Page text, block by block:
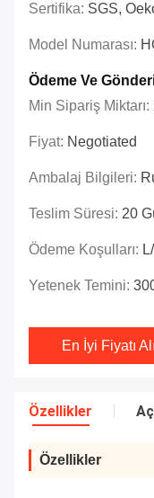
Sertifika: SGS,
Model Numarası:
Ödeme Ve
Min Sipariş Miktarı:
Fiyat: Negotiated
Ambalaj Bilgileri:
Teslim Süresi: 20
Ödeme Koşulları:
Yetenek Temini:
En İyi Fiyatı
Özellikler
Özellikler